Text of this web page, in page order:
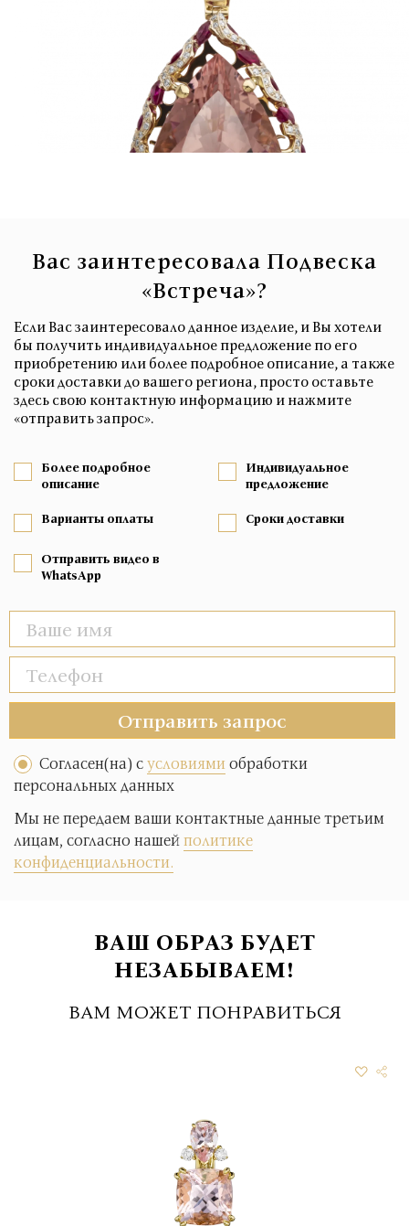
Вас заинтересовала Подвеска
«Встреча»?
Если Вас заинтересовало данное изделие, и Вы хотели
бы получить индивидуальное предложение по его
приобретению или более подробное описание, а также
сроки доставки до вашего региона, просто оставьте
здесь свою контактную информацию и нажмите
«отправить запрос».
Более подробное
описание
Индивидуальное
предложение
Варианты оплаты Сроки доставки
Отправить видео в
WhatsApp
Отправить запрос
Согласен(на) сусловиямиобработки
персональных данных
Мы не передаем ваши контактные данные третьим
лицам, согласно нашейполитике
конфиденциальности.
ВАШ ОБРАЗ БУДЕТ
НЕЗАБЫВАЕМ!
ВАМ МОЖЕТ ПОНРАВИТЬСЯ